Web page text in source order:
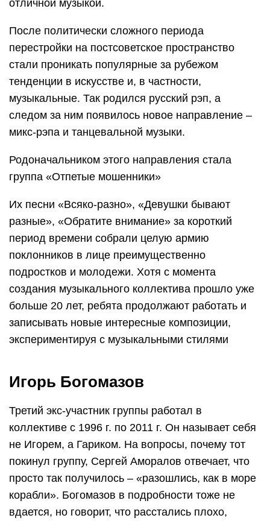
отличной музыкой.
После политически сложного периода
перестройки на постсоветское пространство
стали проникать популярные за рубежом
тенденции в искусстве и, в частности,
музыкальные. Так родился русский рэп, а
следом за ним появилось новое направление –
микс-рэпа и танцевальной музыки.
Родоначальником этого направления стала
группа «Отпетые мошенники»
Их песни «Всяко-разно», «Девушки бывают
разные», «Обратите внимание» за короткий
период времени собрали целую армию
поклонников в лице преимущественно
подростков и молодежи. Хотя с момента
создания музыкального коллектива прошло уже
больше 20 лет, ребята продолжают работать и
записывать новые интересные композиции,
экспериментируя с музыкальными стилями
Игорь Богомазов
Третий экс-участник группы работал в
коллективе с 1996 г. по 2011 г. Он называет себя
не Игорем, а Гариком. На вопросы, почему тот
покинул группу, Сергей Аморалов отвечает, что
просто так получилось – «разошлись, как в море
корабли». Богомазов в подробности тоже не
вдается, но говорит, что расстались плохо,